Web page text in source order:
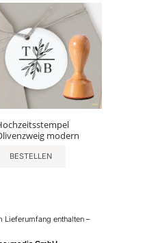
modern
BESTELLEN
Lieferumfang enthalten –